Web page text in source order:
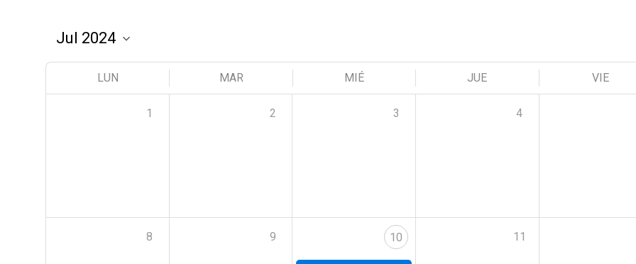
LUN MAR MIÉ JUE VIE
1 2 3 4
8 9 10 11